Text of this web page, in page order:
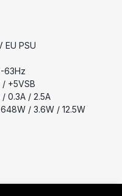
EU PSU
63Hz
/ +5VSB
0.3A / 2.5A
/ 3.6W / 12.5W